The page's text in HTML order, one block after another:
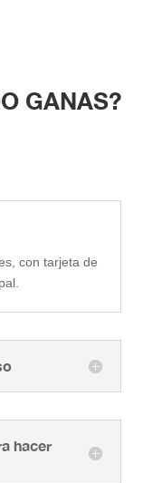
GANAS?
con tarjeta de
hacer